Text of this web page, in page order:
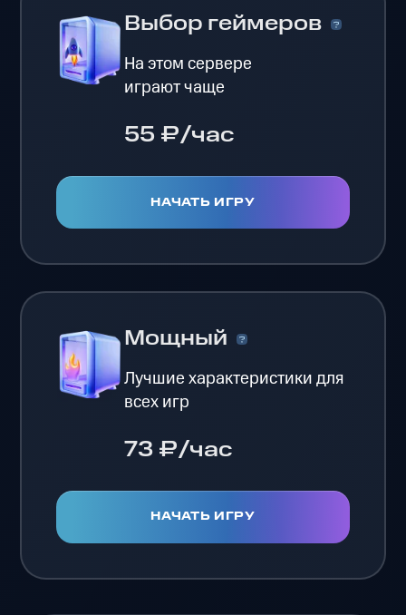
Выбор геймеров
На этом сервере
играют чаще
55 ₽/час
НАЧАТЬ ИГРУ
Мощный
Лучшие характеристики для
всех игр
73 ₽/час
НАЧАТЬ ИГРУ